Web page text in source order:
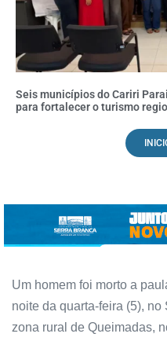
Seis municípios do Cariri
para fortalecer o turismo
Um homem foi morto a
noite da quarta-feira (5), no
zona rural de Queimadas,